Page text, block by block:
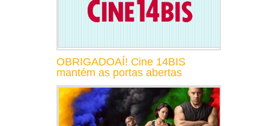
OBRIGADOAÍ! Cine 14BIS
mantém as portas abertas